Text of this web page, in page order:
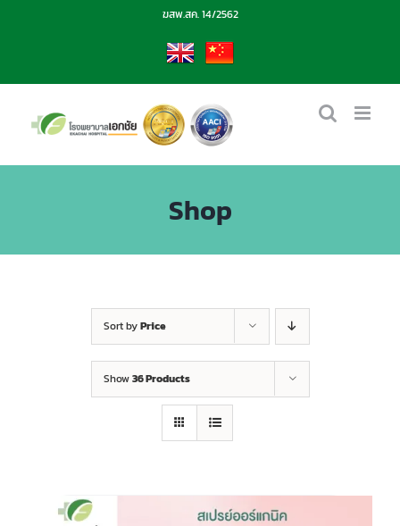
ฆสพ.สค. 14/2562
EN CN
Shop
Sort byPrice
Show36 Products